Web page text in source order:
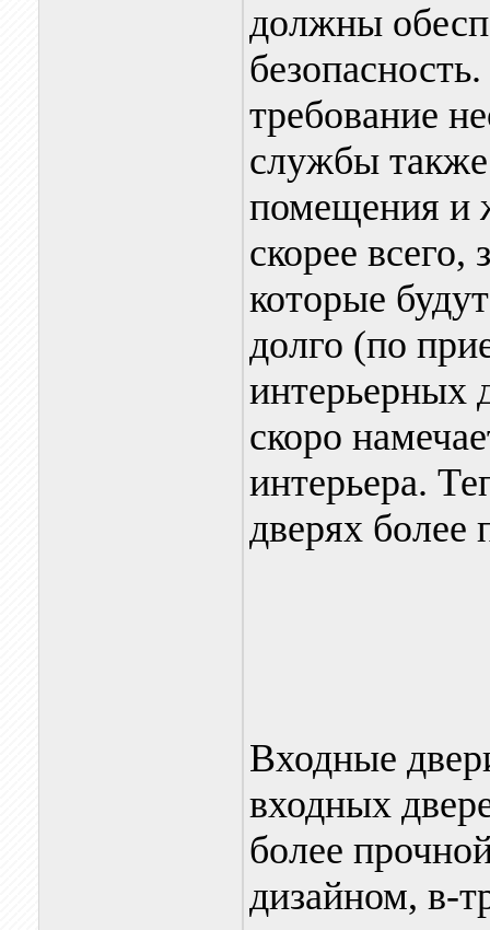
должны
требование
службы
помещения и
скорее
которые
долго (по
интерьерных
скоро
интерьера.
дверях более
Входные
входных
более
дизайном, в-